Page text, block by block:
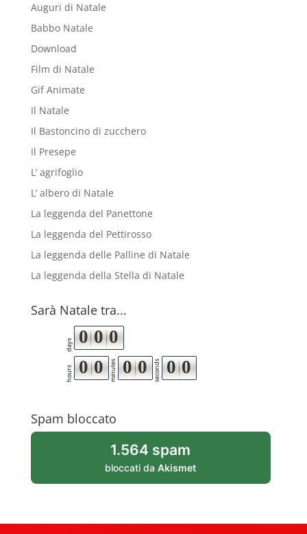
Auguri di Natale
Babbo Natale
Download
Film di Natale
Gif Animate
Il Natale
Il Bastoncino di zucchero
Il Presepe
L’ agrifoglio
L’ albero di Natale
La leggenda del Panettone
La leggenda del Pettirosso
La leggenda delle Palline di Natale
La leggenda della Stella di Natale
Sarà Natale tra...
days 0 0 0
hours 0 0 minutes 0 0 seconds 0 0
Spam bloccato
1.564 spam
bloccati daAkismet